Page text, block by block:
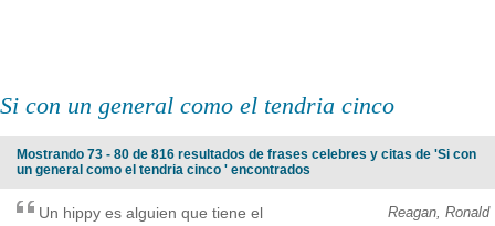
Si con un general como el tendria cinco
Mostrando 73 - 80 de 816 resultados de frases celebres y citas de 'Si con
un general como el tendria cinco ' encontrados
Reagan, Ronald
Un hippy es alguien que tiene el